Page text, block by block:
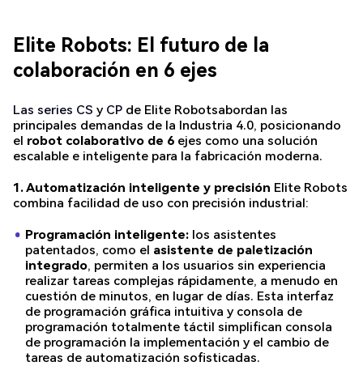
Elite Robots: El futuro de la
colaboración en 6 ejes
Las series CS yCPde Elite Robotsabordan las
principales demandas de la Industria 4.0, posicionando
el robot colaborativo de 6ejes como una solución
escalable e inteligente para la fabricación moderna.
1. Automatización inteligente y precisión Elite Robots
combina facilidad de uso con precisión industrial:
Programación inteligente: los asistentes
patentados, como el asistente de paletización
integrado, permiten a los usuarios sin experiencia
realizar tareas complejas rápidamente, a menudo en
cuestión de minutos, en lugar de días. Esta interfaz
de programación gráfica intuitiva y consola de
programación totalmente táctil simplifican consola
de programación la implementación y el cambio de
tareas de automatización sofisticadas.